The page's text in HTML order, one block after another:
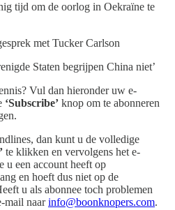
tijd om de oorlog in Oekraïne te
met Tucker Carlson
Staten begrijpen China niet’
Vul dan hieronder uw e-
‘Subscribe’ knop om te abonneren
dan kunt u de volledige
te klikken en vervolgens het e-
u een account heeft op
en hoeft dus niet op de
u als abonnee toch problemen
mail naarinfo@boonknopers.com.